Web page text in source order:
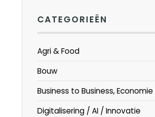
CATEGORIEËN
Agri & Food
Bouw
Business to Business, Economie
Digitalisering / AI / Innovatie